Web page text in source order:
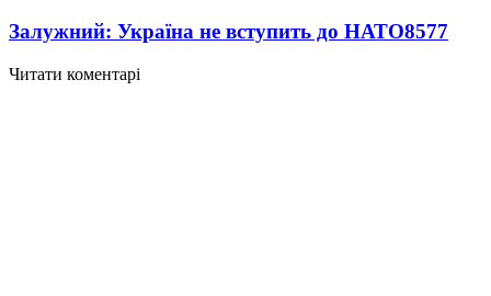
Залужний: Україна не вступить до НАТО8577
Читати коментарі